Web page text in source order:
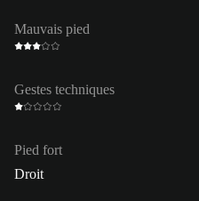
Mauvais pied
Gestes techniques
Pied fort
Droit